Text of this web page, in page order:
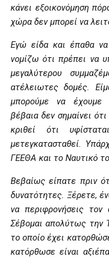
κάνει εξοικονόμηση
χώρα δεν μπορεί να
Εγώ είδα και έπαθα
νομίζω ότι πρέπει να
μεγαλύτερου
ατέλειωτες δομές.
μπορούμε να έχουμε
βέβαια δεν σημαίνει
κριθεί ότι
μετεγκατασταθεί.
ΓΕΕΘΑ και το Ναυτικό
Βεβαίως είπατε πριν
δυνατότητες. Ξέρετε,
να περιφρονήσεις
Σέβομαι απολύτως την
το οποίο έχει
κατόρθωσε είναι